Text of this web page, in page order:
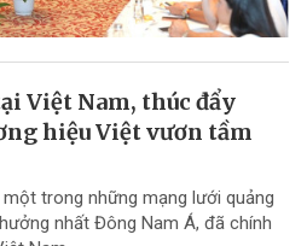
Việt Nam, thúc đẩy
hiệu Việt vươn tầm
trong những mạng lưới quảng
nhất Đông Nam Á, đã chính